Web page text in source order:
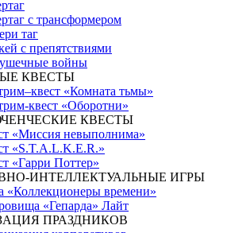
с трансформером
таг
с препятствиями
войны
КВЕСТЫ
«Комната тьмы»
квест «Оборотни»
КВЕСТЫ
«Миссия невыполнима»
«S.T.A.L.K.E.R.»
«Гарри Поттер»
ИНТЕЛЛЕКТУАЛЬНЫЕ ИГРЫ
«Коллекционеры времени»
«Гепарда» Лайт
ПРАЗДНИКОВ